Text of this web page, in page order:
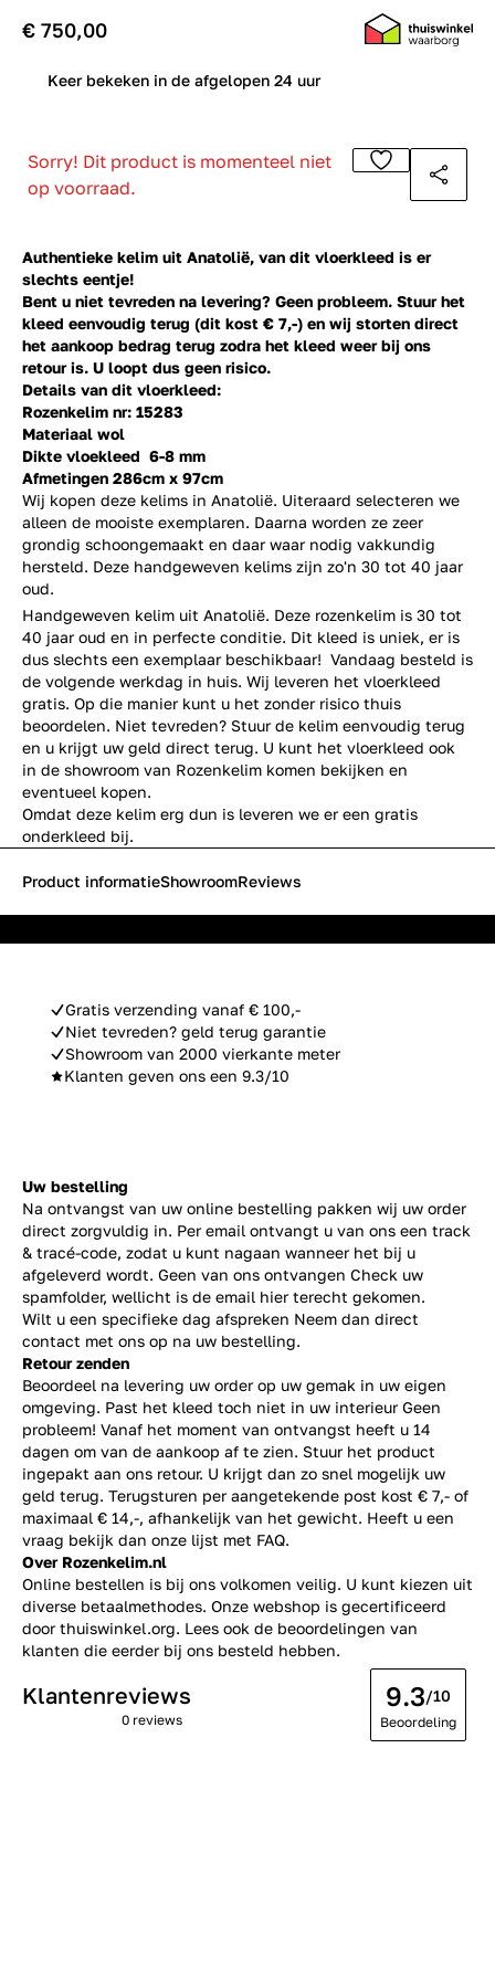
Authentieke kelim uit Anatolië, van dit vloerkleed is er
slechts eentje!
Bent u niet tevreden na levering? Geen probleem. Stuur het
kleed eenvoudig terug (dit kost € 7,-) en wij storten direct
het aankoop bedrag terug zodra het kleed weer bij ons
retour is. U loopt dus geen risico.
Details van dit vloerkleed:
Rozenkelim nr: 15283
Materiaal wol
Dikte vloekleed 6-8 mm
Afmetingen 286cm x 97cm
Wij kopen deze kelims in Anatolië. Uiteraard selecteren we
alleen de mooiste exemplaren. Daarna worden ze zeer
grondig schoongemaakt en daar waar nodig vakkundig
hersteld. Deze handgeweven kelims zijn zo'n 30 tot 40 jaar
oud.
€ 750,00
Keer bekeken in de afgelopen 24 uur
Sorry! Dit product is momenteel niet
op voorraad.
Handgeweven kelim uit Anatolië. Deze rozenkelim is 30 tot
40 jaar oud en in perfecte conditie. Dit kleed is uniek, er is
dus slechts een exemplaar beschikbaar! Vandaag besteld is
de volgende werkdag in huis. Wij leveren het vloerkleed
gratis. Op die manier kunt u het zonder risico thuis
beoordelen. Niet tevreden? Stuur de kelim eenvoudig terug
en u krijgt uw geld direct terug. U kunt het vloerkleed ook
in de showroom van Rozenkelim komen bekijken en
eventueel kopen.
Omdat deze kelim erg dun is leveren we er een gratis
onderkleed bij.
Gratis verzending vanaf € 100,-
Niet tevreden? geld terug garantie
Showroom van 2000 vierkante meter
Klanten geven ons een 9.3/10
Product informatieShowroomReviews
Uw bestelling
Na ontvangst van uw online bestelling pakken wij uw order
direct zorgvuldig in. Per email ontvangt u van ons een track
& tracé-code, zodat u kunt nagaan wanneer het bij u
afgeleverd wordt. Geen van ons ontvangen Check uw
spamfolder, wellicht is de email hier terecht gekomen.
Wilt u een specifieke dag afspreken Neem dan direct
contact met ons op na uw bestelling.
Retour zenden
Beoordeel na levering uw order op uw gemak in uw eigen
omgeving. Past het kleed toch niet in uw interieur Geen
probleem! Vanaf het moment van ontvangst heeft u 14
dagen om van de aankoop af te zien. Stuur het product
ingepakt aan ons retour. U krijgt dan zo snel mogelijk uw
geld terug. Terugsturen per aangetekende post kost € 7,- of
maximaal € 14,-, afhankelijk van het gewicht. Heeft u een
vraag bekijk dan onze lijst met FAQ.
Over Rozenkelim.nl
Online bestellen is bij ons volkomen veilig. U kunt kiezen uit
diverse betaalmethodes. Onze webshop is gecertificeerd
door thuiswinkel.org. Lees ook de beoordelingen van
klanten die eerder bij ons besteld hebben.
Klantenreviews
0 reviews
9.3/10
Beoordeling